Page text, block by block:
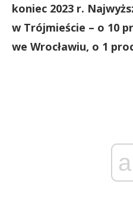
koniec 2023 r.
w Trójmieście – o 10
we Wrocławiu, o 1